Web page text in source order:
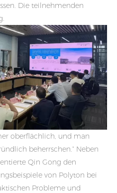
Die teilnehmenden
oberflächlich, und man
beherrschen.“ Neben
Qin Gong den
von Polyton bei
Probleme und